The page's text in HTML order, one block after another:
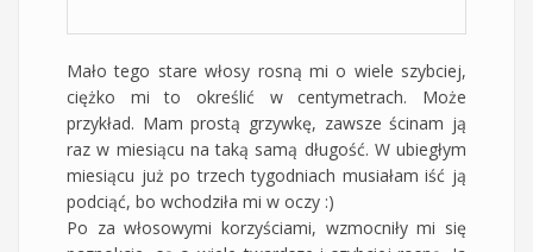
Mało tego stare włosy rosną mi o wiele szybciej,
ciężko mi to określić w centymetrach. Może
przykład. Mam prostą grzywkę, zawsze ścinam ją
raz w miesiącu na taką samą długość. W ubiegłym
miesiącu już po trzech tygodniach musiałam iść ją
podciąć, bo wchodziła mi w oczy :)
Po za włosowymi korzyściami, wzmocniły mi się